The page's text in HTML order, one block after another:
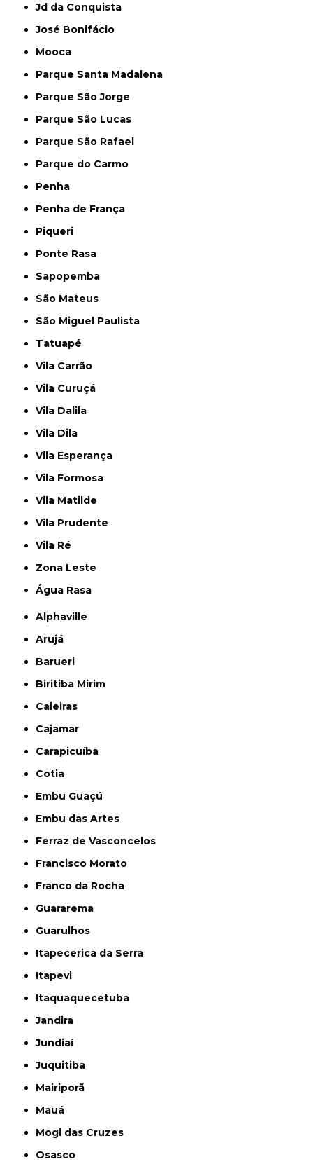
Jd da Conquista
José Bonifácio
Mooca
Parque Santa Madalena
Parque São Jorge
Parque São Lucas
Parque São Rafael
Parque do Carmo
Penha
Penha de França
Piqueri
Ponte Rasa
Sapopemba
São Mateus
São Miguel Paulista
Tatuapé
Vila Carrão
Vila Curuçá
Vila Dalila
Vila Dila
Vila Esperança
Vila Formosa
Vila Matilde
Vila Prudente
Vila Ré
Zona Leste
Água Rasa
Alphaville
Arujá
Barueri
Biritiba Mirim
Caieiras
Cajamar
Carapicuíba
Cotia
Embu Guaçú
Embu das Artes
Ferraz de Vasconcelos
Francisco Morato
Franco da Rocha
Guararema
Guarulhos
Itapecerica da Serra
Itapevi
Itaquaquecetuba
Jandira
Jundiaí
Juquitiba
Mairiporã
Mauá
Mogi das Cruzes
Osasco